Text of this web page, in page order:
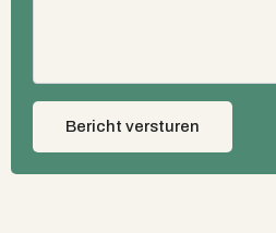
Bericht versturen